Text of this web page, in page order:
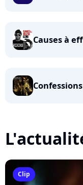
Causes à
Confessions
Clip